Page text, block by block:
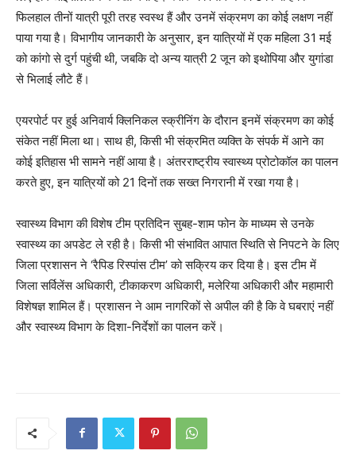
फिलहाल तीनों यात्री पूरी तरह स्वस्थ हैं और उनमें संक्रमण का कोई लक्षण नहीं
पाया गया है। विभागीय जानकारी के अनुसार, इन यात्रियों में एक महिला 31 मई
को कांगो से दुर्ग पहुंची थी, जबकि दो अन्य यात्री 2 जून को इथोपिया और युगांडा
से भिलाई लौटे हैं।
एयरपोर्ट पर हुई अनिवार्य क्लिनिकल स्क्रीनिंग के दौरान इनमें संक्रमण का कोई
संकेत नहीं मिला था। साथ ही, किसी भी संक्रमित व्यक्ति के संपर्क में आने का
कोई इतिहास भी सामने नहीं आया है। अंतरराष्ट्रीय स्वास्थ्य प्रोटोकॉल का पालन
करते हुए, इन यात्रियों को 21 दिनों तक सख्त निगरानी में रखा गया है।
स्वास्थ्य विभाग की विशेष टीम प्रतिदिन सुबह-शाम फोन के माध्यम से उनके
स्वास्थ्य का अपडेट ले रही है। किसी भी संभावित आपात स्थिति से निपटने के लिए
जिला प्रशासन ने ‘रैपिड रिस्पांस टीम’ को सक्रिय कर दिया है। इस टीम में
जिला सर्विलेंस अधिकारी, टीकाकरण अधिकारी, मलेरिया अधिकारी और महामारी
विशेषज्ञ शामिल हैं। प्रशासन ने आम नागरिकों से अपील की है कि वे घबराएं नहीं
और स्वास्थ्य विभाग के दिशा-निर्देशों का पालन करें।